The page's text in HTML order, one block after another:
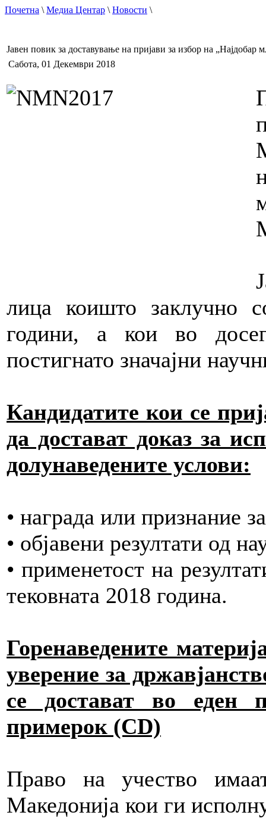
Почетна \Медиа Центар \Новости \
Јавен повик за доставување на пријави за избор на „Најдобар
Сабота, 01 Декември 2018
лица коишто заклучно
години, а кои во
постигнато значајни
Кандидатите кои се
да достават доказ за
долунаведените услови:
• награда или признание
• објавени резултати од
• применетост на
тековната 2018 година.
Горенаведените
уверение за
се достават во еден
примерок (CD)
Право на учество
Македонија кои ги